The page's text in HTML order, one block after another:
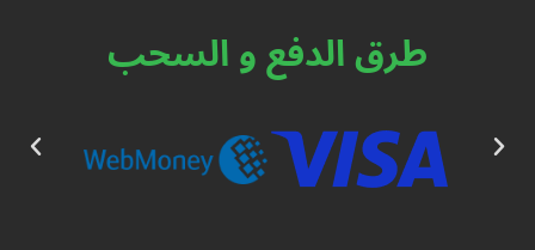
طرق الدفع و السحب